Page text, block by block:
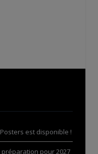
est disponible !
préparation pour 2027